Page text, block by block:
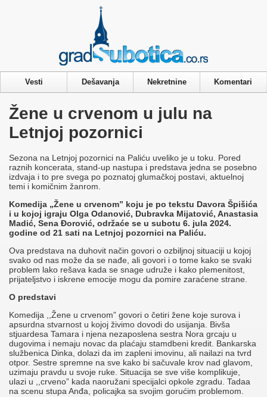
Vesti Dešavanja Nekretnine Komentari
Žene u crvenom u julu na
Letnjoj pozornici
Sezona na Letnjoj pozornici na Paliću uveliko je u toku. Pored
raznih koncerata, stand-up nastupa i predstava jedna se posebno
izdvaja i to pre svega po poznatoj glumačkoj postavi, aktuelnoj
temi i komičnim žanrom.
Komedija „Žene u crvenom” koju je po tekstu Davora Špišića
i u kojoj igraju Olga Odanović, Dubravka Mijatović, Anastasia
Madić, Sena Đorović, održaće se u subotu 6. jula 2024.
godine od 21 sati na Letnjoj pozornici na Paliću.
Ova predstava na duhovit način govori o ozbiljnoj situaciji u kojoj
svako od nas može da se nađe, ali govori i o tome kako se svaki
problem lako rešava kada se snage udruže i kako plemenitost,
prijateljstvo i iskrene emocije mogu da pomire zaraćene strane.
O predstavi
Komedija ,,Žene u crvenom” govori o četiri žene koje surova i
apsurdna stvarnost u kojoj živimo dovodi do usijanja. Bivša
stjuardesa Tamara i njena nezaposlena sestra Nora grcaju u
dugovima i nemaju novac da plaćaju stamdbeni kredit. Bankarska
službenica Dinka, dolazi da im zapleni imovinu, ali nailazi na tvrd
otpor. Sestre spremne na sve kako bi sačuvale krov nad glavom,
uzimaju pravdu u svoje ruke. Situacija se sve više komplikuje,
ulazi u ,,crveno” kada naoružani specijalci opkole zgradu. Tadaa
na scenu stupa Anđa, policajka sa svojim gorućim problemom.
Privacy & Cookies Policy